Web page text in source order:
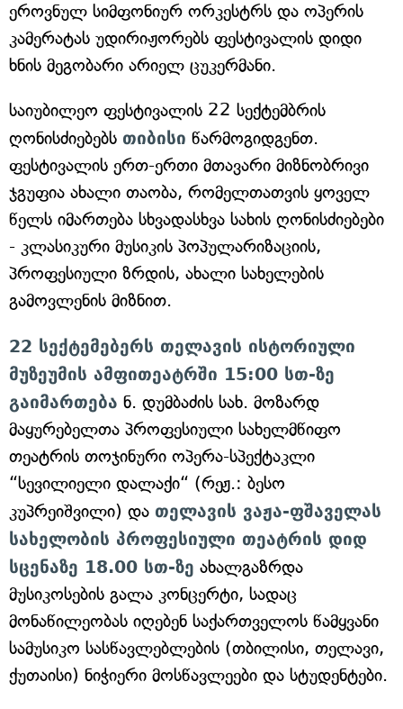
ეროვნულ სიმფონიურ ორკესტრს და ოპერის
კამერატას უდირიჟორებს ფესტივალის დიდი
ხნის მეგობარი არიელ ცუკერმანი.
საიუბილეო ფესტივალის 22 სექტემბრის
ღონისძიებებს თიბისი წარმოგიდგენთ.
ფესტივალის ერთ-ერთი მთავარი მიზნობრივი
ჯგუფია ახალი თაობა, რომელთათვის ყოველ
წელს იმართება სხვადასხვა სახის ღონისძიებები
- კლასიკური მუსიკის პოპულარიზაციის,
პროფესიული ზრდის, ახალი სახელების
გამოვლენის მიზნით.
22 სექტემებერს თელავის ისტორიული
მუზეუმის ამფითეატრში 15:00 სთ-ზე
გაიმართება ნ. დუმბაძის სახ. მოზარდ
მაყურებელთა პროფესიული სახელმწიფო
თეატრის თოჯინური ოპერა-სპექტაკლი
“სევილიელი დალაქი“ (რეჟ.: ბესო
კუპრეიშვილი) და თელავის ვაჟა-ფშაველას
სახელობის პროფესიული თეატრის დიდ
სცენაზე 18.00 სთ-ზე ახალგაზრდა
მუსიკოსების გალა კონცერტი, სადაც
მონაწილეობას იღებენ საქართველოს წამყვანი
სამუსიკო სასწავლებლების (თბილისი, თელავი,
ქუთაისი) ნიჭიერი მოსწავლეები და სტუდენტები.